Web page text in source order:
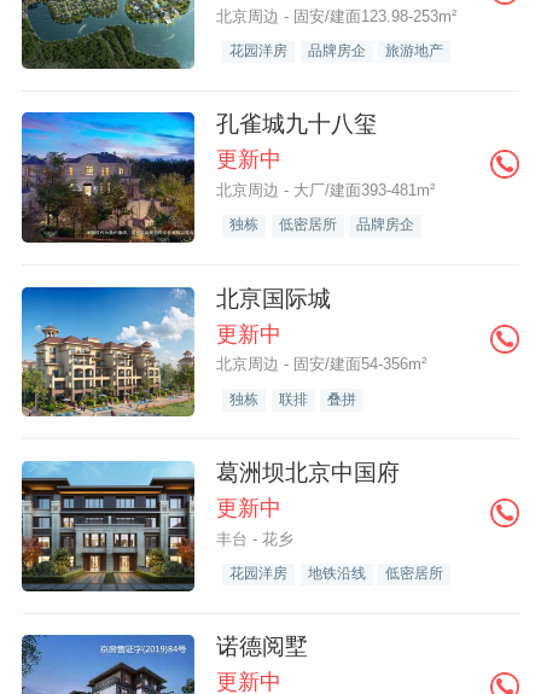
北京周边 - 固安/建面123.98-253m²
花园洋房 品牌房企 旅游地产
孔雀城九十八玺
更新中
北京周边 - 大厂/建面393-481m²
独栋 低密居所 品牌房企
北亰国际城
更新中
北京周边 - 固安/建面54-356m²
独栋 联排 叠拼
葛洲坝北京中国府
更新中
丰台 - 花乡
花园洋房 地铁沿线 低密居所
诺德阅墅
更新中